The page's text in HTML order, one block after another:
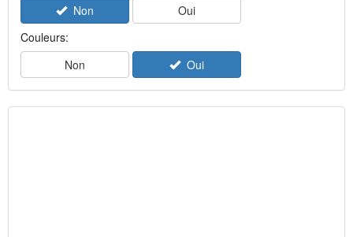
Non
Oui
Couleurs:
Non
Oui